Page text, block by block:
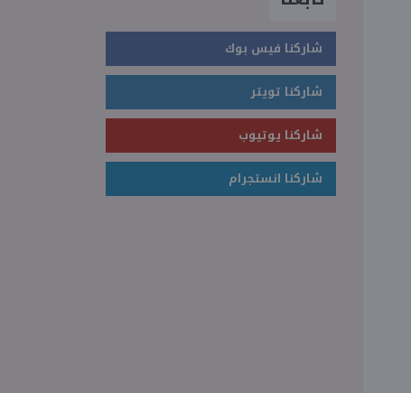
شاركنا فيس بوك
شاركنا تويتر
شاركنا يوتيوب
شاركنا انستجرام